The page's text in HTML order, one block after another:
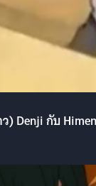
Denji กับ